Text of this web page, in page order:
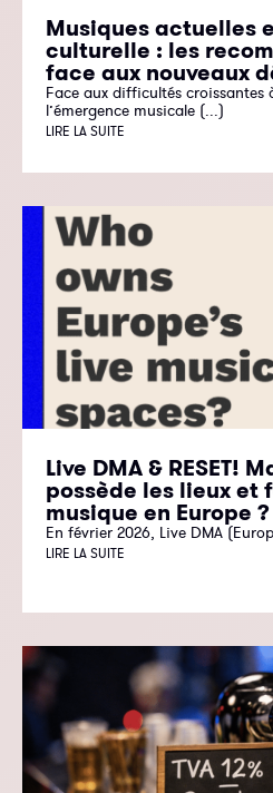
Musiques actuelles
culturelle : les
face aux nouveaux
Face aux difficultés croissantes
l’émergence musicale (...)
LIRE LA SUITE
Live DMA & RESET!
possède les lieux et
musique en Europe ?
En février 2026, Live DMA
LIRE LA SUITE